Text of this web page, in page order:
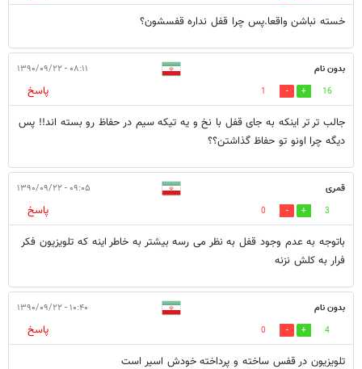
خسته نباشن واقعا.پس چرا قفل نداره قفسشون؟
بدون نام ۰۸:۱۱ - ۱۳۹۰/۰۹/۲۲
16
1
پاسخ
جالب تر تر اینکه به جای قفل با نخ و یه تیکه سیم در حفاظ رو بسته اند!! پس
دیگه چرا اونو تو حفاظ گذاشتن؟؟
قمری ۰۹:۰۵ - ۱۳۹۰/۰۹/۲۲
3
0
پاسخ
باتوجه به عدم وجود قفل به نظر می رسه بیشتر به خاطر اینه که تلویزیون فکر
فرار به کلش نزنه
بدون نام ۱۰:۴۰ - ۱۳۹۰/۰۹/۲۲
4
0
پاسخ
تلویزیون در قفس ساخته و پرداخته خودش اسیر است